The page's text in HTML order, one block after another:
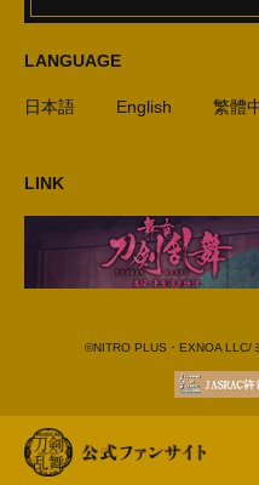
LANGUAGE
日本語 English 繁體
LINK
©NITRO PLUS・EXNOA LLC/